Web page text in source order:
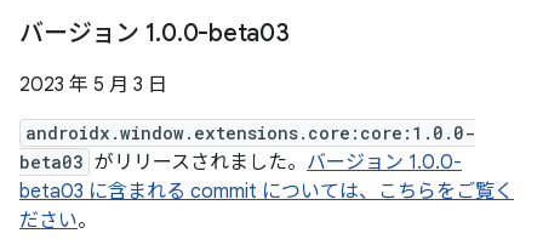
バージョン 1.0.0-beta03
2023 年 5 月 3 日
androidx.window.extensions.core:core:1.0.0-
beta03 がリリースされました。 バージョン 1.0.0-
beta03 に含まれる commit については、こちらをご覧く
ださい。